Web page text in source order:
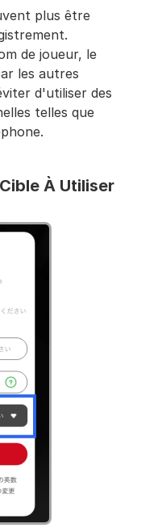
plus être
de joueur, le
les autres
d'utiliser des
telles que
À Utiliser